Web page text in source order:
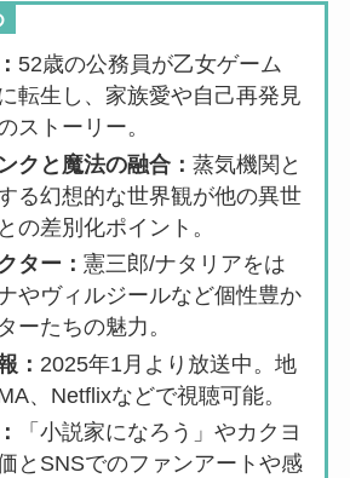
52歳の公務員が乙女ゲーム
転生し、家族愛や自己再発見
ストーリー。
クと魔法の融合： 蒸気機関と
る幻想的な世界観が他の異世
の差別化ポイント。
ター： 憲三郎/ナタリアをは
やヴィルジールなど個性豊か
ーたちの魅力。
： 2025年1月より放送中。地
、Netflixなどで視聴可能。
「小説家になろう」やカクヨ
とSNSでのファンアートや感